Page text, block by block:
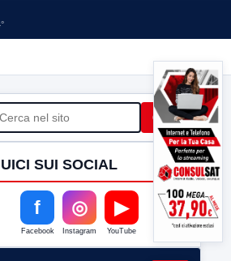
Cerca
SUI SOCIAL
f
Facebook
◎
Instagram
▶
YouTube